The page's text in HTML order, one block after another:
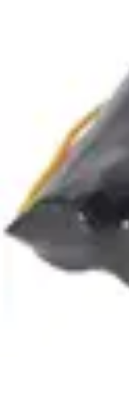
incontournable pour
Commerce